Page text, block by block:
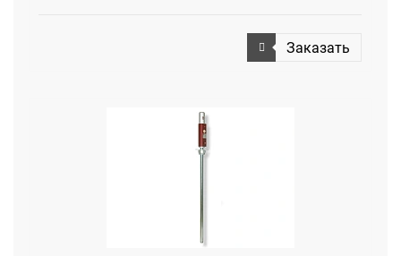
Заказать